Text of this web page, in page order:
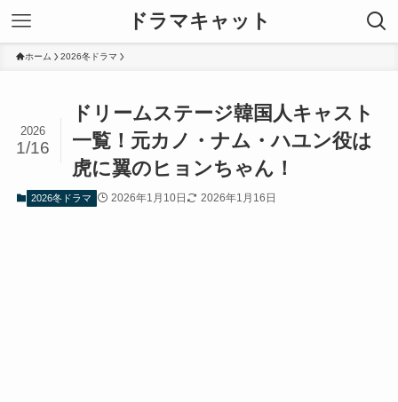
ドラマキャット
ホーム 2026冬ドラマ
ドリームステージ韓国人キャスト
一覧！元カノ・ナム・ハユン役は
虎に翼のヒョンちゃん！
2026
1/16
2026冬ドラマ 2026年1月10日 2026年1月16日